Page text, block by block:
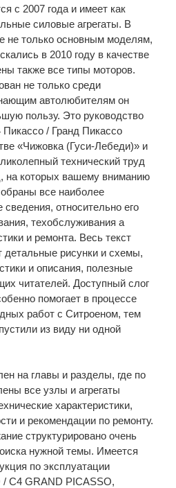
с 2007 года и имеет как
силовые агрегаты. В
не только основным моделям,
в 2010 году в качестве
также все типы моторов.
не только среди
автолюбителям он
пользу. Это руководство
/ Гранд Пикассо
«Чижовка (Гуси-Лебеди)» и
технический труд
на которых вашему вниманию
все наиболее
относительно его
техобслуживания а
и ремонта. Весь текст
рисунки и схемы,
и описания, полезные
читателей. Доступный слог
помогает в процессе
работ с Ситроеном, тем
из виду ни одной
на главы и разделы, где по
все узлы и агрегаты
характеристики,
и рекомендации по ремонту.
структурировано очень
нужной темы. Имеется
по эксплуатации
C4 GRAND PICASSO,